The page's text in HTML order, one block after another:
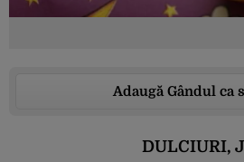
Adaugă Gândul ca
DULCIURI,